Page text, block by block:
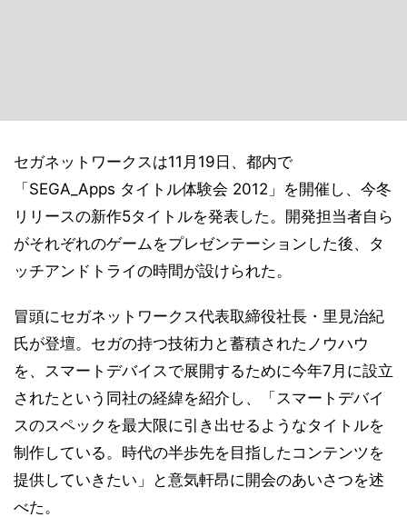
セガネットワークスは11月19日、都内で
「SEGA_Apps タイトル体験会 2012」を開催し、今冬
リリースの新作5タイトルを発表した。開発担当者自ら
がそれぞれのゲームをプレゼンテーションした後、タ
ッチアンドトライの時間が設けられた。
冒頭にセガネットワークス代表取締役社長・里見治紀
氏が登壇。セガの持つ技術力と蓄積されたノウハウ
を、スマートデバイスで展開するために今年7月に設立
されたという同社の経緯を紹介し、「スマートデバイ
スのスペックを最大限に引き出せるようなタイトルを
制作している。時代の半歩先を目指したコンテンツを
提供していきたい」と意気軒昂に開会のあいさつを述
べた。